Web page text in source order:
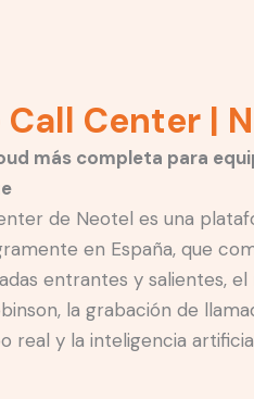
Center |
más completa para
de Neotel es una
en España, que
entrantes y salientes,
la grabación de
real y la inteligencia